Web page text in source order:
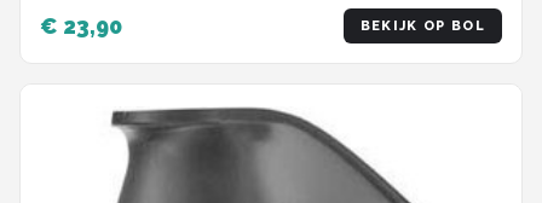
€ 23,90 BEKIJK OP BOL